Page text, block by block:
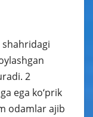
2
ega ko‘prik
odamlar ajib